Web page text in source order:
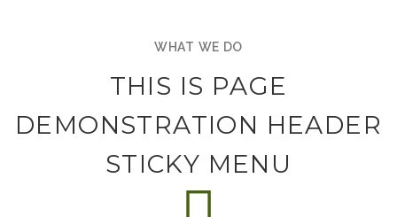
WHAT WE DO
THIS IS PAGE
DEMONSTRATION HEADER
STICKY MENU